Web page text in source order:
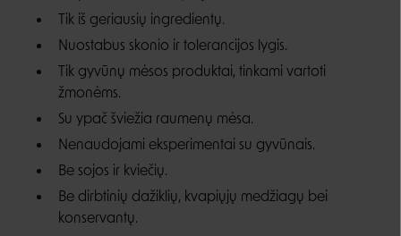
Tik iš geriausių ingredientų.
Nuostabus skonio ir tolerancijos lygis.
Tik gyvūnų mėsos produktai, tinkami vartoti
žmonėms.
Su ypač šviežia raumenų mėsa.
Nenaudojami eksperimentai su gyvūnais.
Be sojos ir kviečių.
Be dirbtinių dažiklių, kvapiųjų medžiagų bei
konservantų.